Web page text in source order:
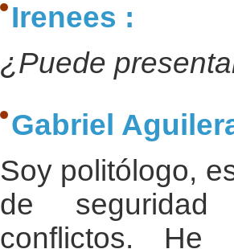
Irenees :
¿Puede
Gabriel
Soy politólogo,
de
conflictos. He